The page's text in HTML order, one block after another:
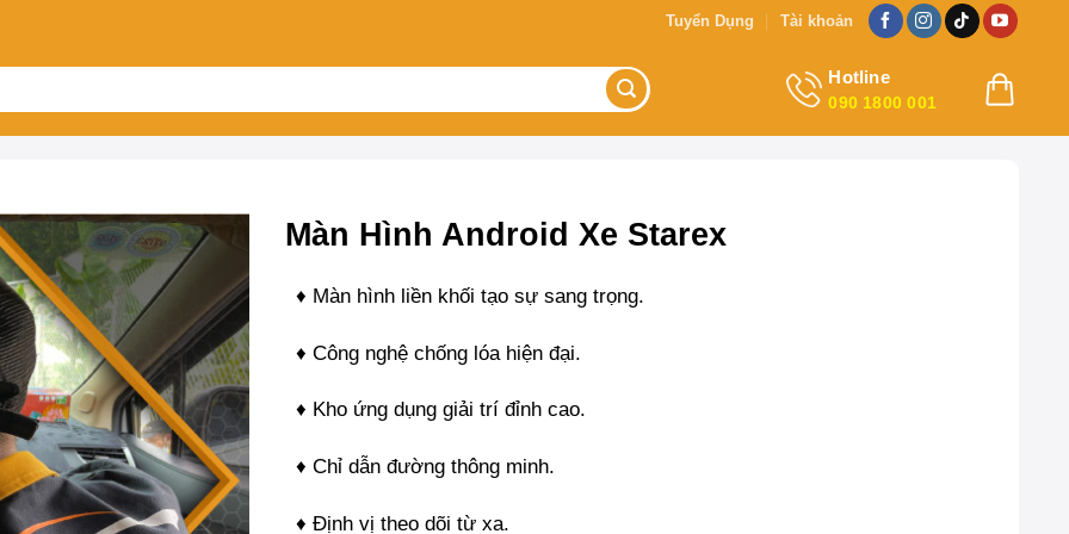
Tuyển Dụng Tài khoản
Hotline
090 1800 001
Màn Hình Android Xe Starex
♦ Màn hình liền khối tạo sự sang trọng.
♦ Công nghệ chống lóa hiện đại.
♦ Kho ứng dụng giải trí đỉnh cao.
♦ Chỉ dẫn đường thông minh.
♦ Định vị theo dõi từ xa.